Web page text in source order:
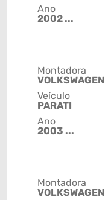
Ano
2002 ...
Montadora
VOLKSWAGEN
Veículo
PARATI
Ano
2003 ...
Montadora
VOLKSWAGEN